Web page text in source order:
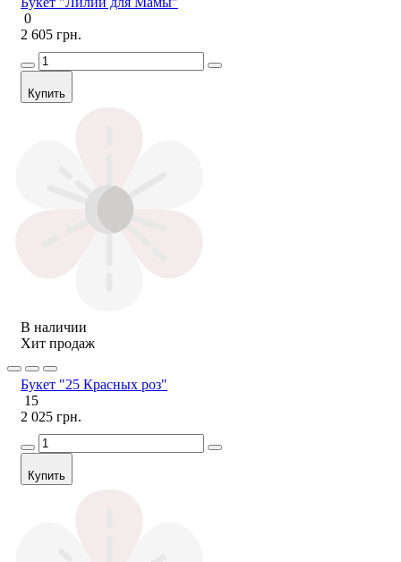
0
2 605 грн.
Купить
В наличии
Хит продаж
Букет "25 Красных роз"
15
2 025 грн.
Купить